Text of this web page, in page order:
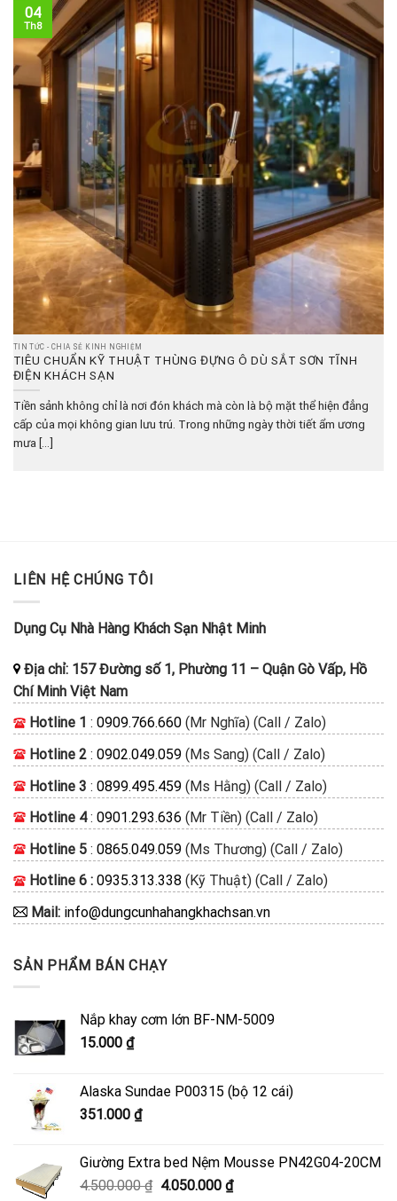
TIN TỨC - CHIA SẺ KINH NGHIỆM
TIÊU CHUẨN KỸ THUẬT THÙNG ĐỰNG Ô DÙ SẮT SƠN TĨNH
ĐIỆN KHÁCH SẠN
Tiền sảnh không chỉ là nơi đón khách mà còn là bộ mặt thể hiện đẳng
cấp của mọi không gian lưu trú. Trong những ngày thời tiết ẩm ương
mưa [...]
04
Th8
LIÊN HỆ CHÚNG TÔI
Dụng Cụ Nhà Hàng Khách Sạn Nhật Minh
Địa chỉ: 157 Đường số 1, Phường 11 – Quận Gò Vấp, Hồ
Chí Minh Việt Nam
Hotline 1 : 0909.766.660 (Mr Nghĩa) (Call / Zalo)
Hotline 2 : 0902.049.059 (Ms Sang) (Call / Zalo)
Hotline 3 : 0899.495.459 (Ms Hằng) (Call / Zalo)
Hotline 4: 0901.293.636 (Mr Tiền) (Call / Zalo)
Hotline 5 : 0865.049.059 (Ms Thương) (Call / Zalo)
Hotline 6 : 0935.313.338 (Kỹ Thuật) (Call / Zalo)
Mail: info@dungcunhahangkhachsan.vn
SẢN PHẨM BÁN CHẠY
Nắp khay cơm lớn BF-NM-5009
15.000 ₫
Alaska Sundae P00315 (bộ 12 cái)
351.000 ₫
Giường Extra bed Nệm Mousse PN42G04-20CM
4.500.000₫ Giá
4.050.000 ₫Giá